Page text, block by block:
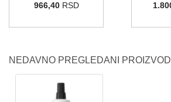
966,40RSD
NEDAVNO PREGLEDANI PROIZVODI